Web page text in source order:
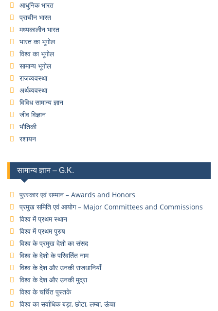
आधुनिक भारत
प्राचीन भारत
मध्यकालीन भारत
भारत का भूगोल
विश्व का भूगोल
सामान्य भूगोल
राजव्यवस्था
अर्थव्यवस्था
विविध सामान्य ज्ञान
जीव विज्ञान
भौतिकी
रशायन
सामान्य ज्ञान – G.K.
पुरस्कार एवं सम्मान – Awards and Honors
प्रमुख समिति एवं आयोग – Major Committees and Commissions
विश्व में प्रथम स्थान
विश्व में प्रथम पुरुष
विश्व के प्रमुख देशो का संसद
विश्व के देशो के परिवर्तित नाम
विश्व के देश और उनकी राजधानियाँ
विश्व के देश और उनकी मुद्रा
विश्व के चर्चित पुस्तके
विश्व का सर्वाधिक बड़ा, छोटा, लम्बा, ऊंचा